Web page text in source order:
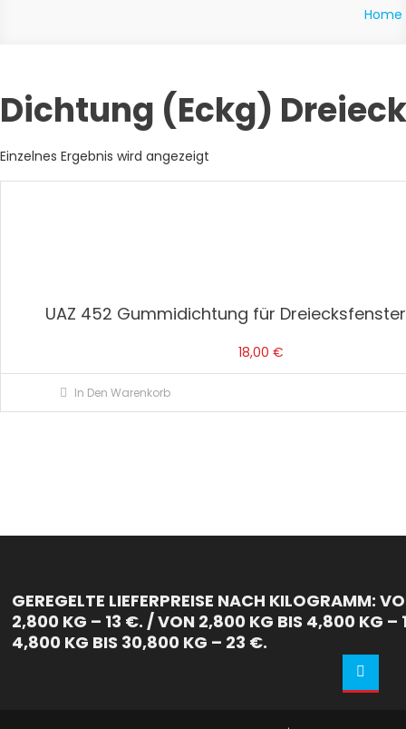
Home
Dichtung (Eckg)
Einzelnes Ergebnis wird angezeigt
UAZ 452 Gummidichtung für
18,00 €
In Den Warenkorb
GEREGELTE LIEFERPREISE NACH KILOGRAMM:
2,800 KG – 13 €. / VON 2,800 KG BIS 4,800 KG –
4,800 KG BIS 30,800 KG – 23 €.